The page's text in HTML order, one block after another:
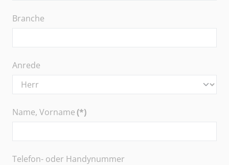
Branche
Anrede
Name, Vorname(*)
Telefon- oder Handynummer